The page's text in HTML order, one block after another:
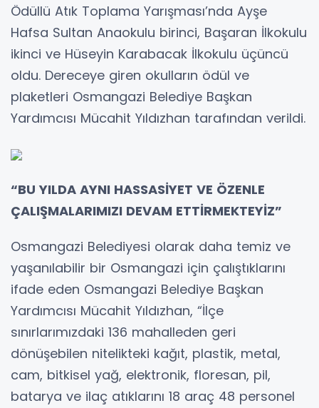
Ödüllü Atık Toplama Yarışması’nda Ayşe
Hafsa Sultan Anaokulu birinci, Başaran İlkokulu
ikinci ve Hüseyin Karabacak İlkokulu üçüncü
oldu. Dereceye giren okulların ödül ve
plaketleri Osmangazi Belediye Başkan
Yardımcısı Mücahit Yıldızhan tarafından verildi.
“BU YILDA AYNI HASSASİYET VE ÖZENLE
ÇALIŞMALARIMIZI DEVAM ETTİRMEKTEYİZ”
Osmangazi Belediyesi olarak daha temiz ve
yaşanılabilir bir Osmangazi için çalıştıklarını
ifade eden Osmangazi Belediye Başkan
Yardımcısı Mücahit Yıldızhan, “İlçe
sınırlarımızdaki 136 mahalleden geri
dönüşebilen nitelikteki kağıt, plastik, metal,
cam, bitkisel yağ, elektronik, floresan, pil,
batarya ve ilaç atıklarını 18 araç 48 personel